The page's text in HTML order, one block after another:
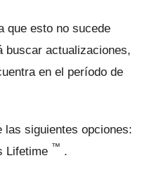
que esto no sucede
buscar actualizaciones,
en el período de
las siguientes opciones:
Lifetime ™ .